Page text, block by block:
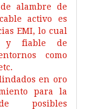
alambre de
activo es
EMI, lo cual
y fiable de
como
en oro
para la
posibles